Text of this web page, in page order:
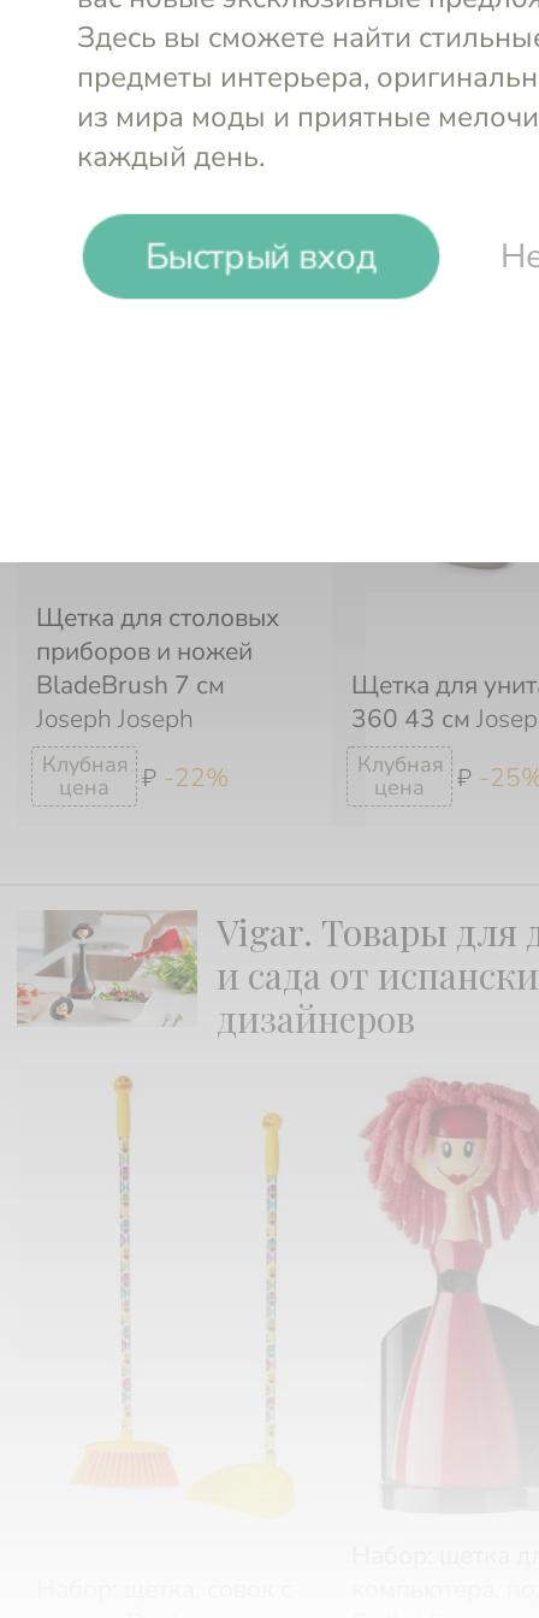
Быстрый вход
Joseph Joseph.
аксессуары
бренда — с
₽ -22%
Щетка для столовых
приборов и ножей
BladeBrush 7 см
Joseph Joseph
₽ -
Щетка для
360 43 см
Vigar. Товары для
и сада от
дизайнеров